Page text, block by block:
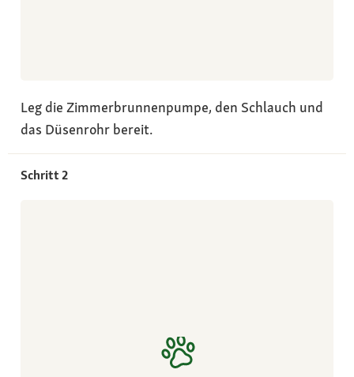
Leg die Zimmerbrunnenpumpe, den Schlauch und
das Düsenrohr bereit.
Schritt 2